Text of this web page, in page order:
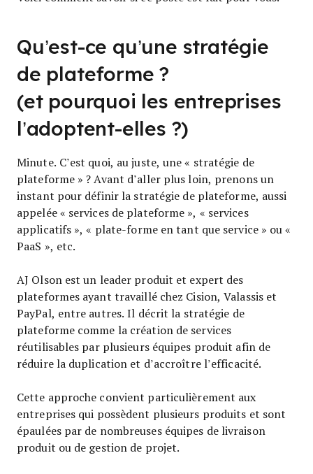
Qu’est-ce qu’une stratégie
de plateforme ?
(et pourquoi les entreprises
l’adoptent-elles ?)
Minute. C’est quoi, au juste, une « stratégie de
plateforme » ? Avant d’aller plus loin, prenons un
instant pour définir la stratégie de plateforme, aussi
appelée « services de plateforme », « services
applicatifs », « plate-forme en tant que service » ou «
PaaS », etc.
AJ Olson est un leader produit et expert des
plateformes ayant travaillé chez Cision, Valassis et
PayPal, entre autres. Il décrit la stratégie de
plateforme comme la création de services
réutilisables par plusieurs équipes produit afin de
réduire la duplication et d’accroître l’efficacité.
Cette approche convient particulièrement aux
entreprises qui possèdent plusieurs produits et sont
épaulées par de nombreuses équipes de livraison
produit ou de gestion de projet.